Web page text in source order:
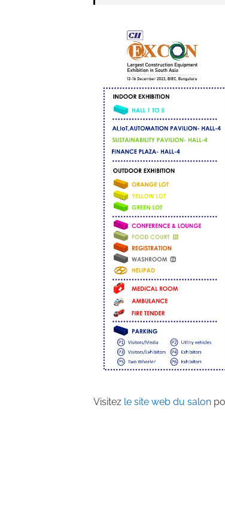
Visitez le site web du salon